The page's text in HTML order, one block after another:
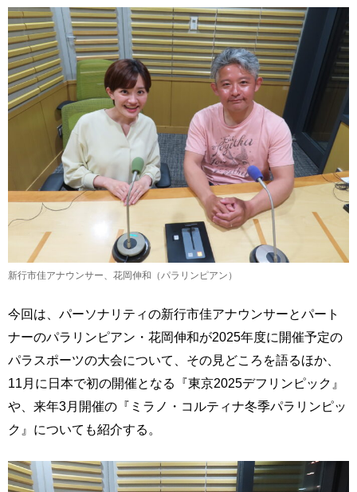
新行市佳アナウンサー、花岡伸和（パラリンピアン）
今回は、パーソナリティの新行市佳アナウンサーとパート
ナーのパラリンピアン・花岡伸和が2025年度に開催予定の
パラスポーツの大会について、その見どころを語るほか、
11月に日本で初の開催となる『東京2025デフリンピック』
や、来年3月開催の『ミラノ・コルティナ冬季パラリンピッ
ク』についても紹介する。